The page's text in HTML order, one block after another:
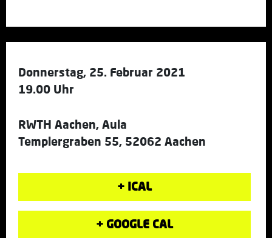
Donnerstag, 25. Februar 2021
19.00 Uhr
RWTH Aachen, Aula
Templergraben 55, 52062 Aachen
+ ICAL
+ GOOGLE CAL